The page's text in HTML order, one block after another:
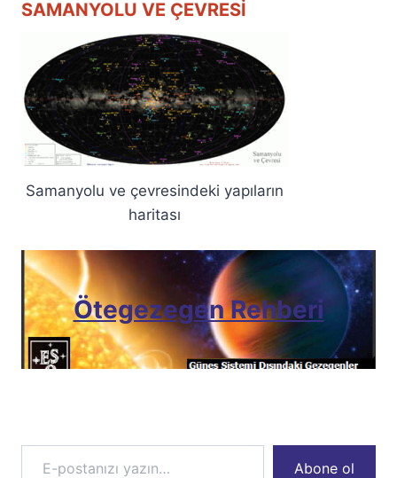
SAMANYOLU VE ÇEVRESI
Samanyolu ve çevresindeki yapıların
haritası
Ötegezegen Rehberi
E-postanızı yazın…
Abone ol